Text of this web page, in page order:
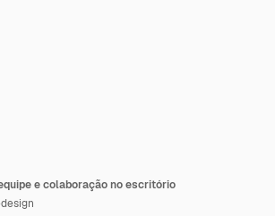
e colaboração no escritório